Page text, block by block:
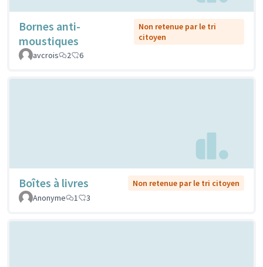
Bornes anti-
moustiques
Non retenue par le tri
citoyen
avcrois
2 6
Boîtes à livres
Non retenue par le tri citoyen
Anonyme
1 3